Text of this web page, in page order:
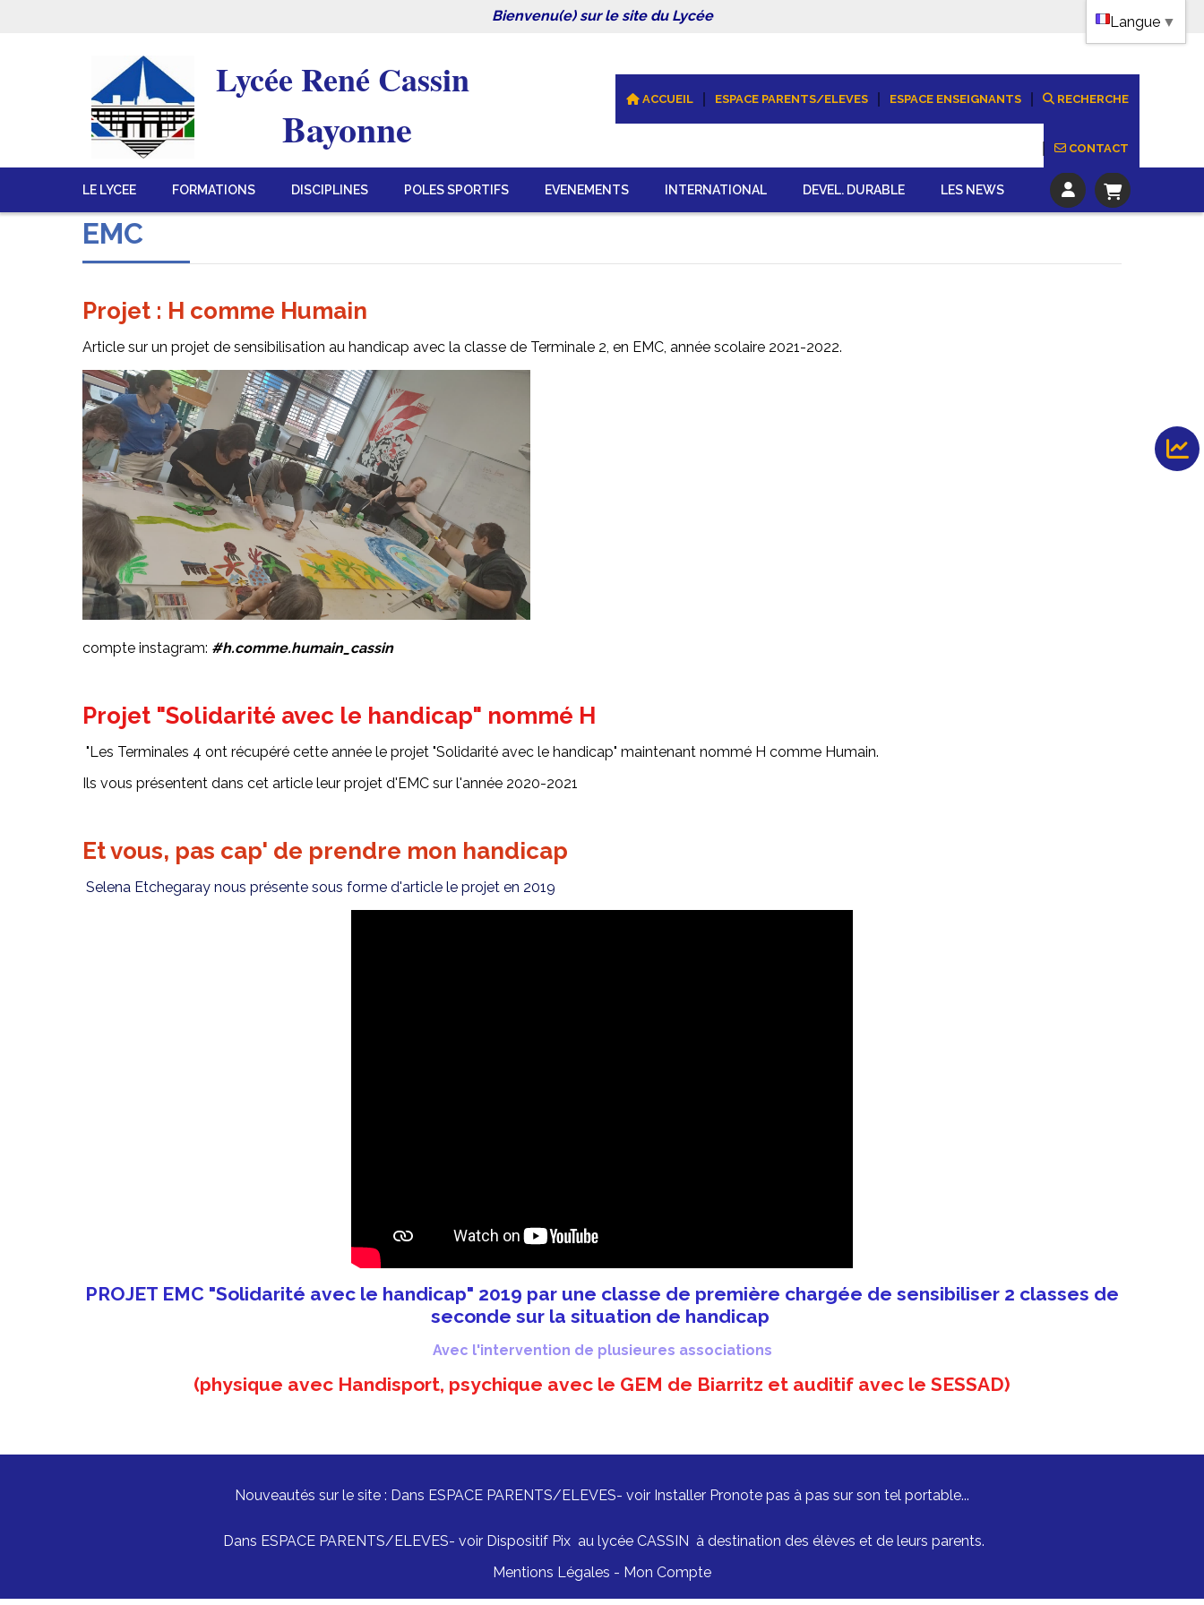
Bienvenu(e) sur le site du Lycée
Lycée René Cassin
Bayonne
ACCUEIL ESPACE PARENTS/ELEVES ESPACE ENSEIGNANTS RECHERCHE
CONTACT
LE LYCEE FORMATIONS DISCIPLINES POLES SPORTIFS EVENEMENTS INTERNATIONAL DEVEL. DURABLE LES NEWS
EMC
Projet : H comme Humain
Article sur un projet de sensibilisation au handicap avec la classe de Terminale 2, en EMC, année scolaire 2021-2022.
compte instagram: #h.comme.humain_cassin
Projet "Solidarité avec le handicap" nommé H
"Les Terminales 4 ont récupéré cette année le projet "Solidarité avec le handicap" maintenant nommé H comme Humain.
Ils vous présentent dans cet article leur projet d'EMC sur l'année 2020-2021
Et vous, pas cap' de prendre mon handicap
Selena Etchegaray nous présente sous forme d'article le projet en 2019
PROJET EMC "Solidarité avec le handicap" 2019 par une classe de première chargée de sensibiliser 2 classes de
seconde sur la situation de handicap
Avec l'intervention de plusieures associations
(physique avec Handisport, psychique avec le GEM de Biarritz et auditif avec le SESSAD)
Nouveautés sur le site : Dans ESPACE PARENTS/ELEVES- voir Installer Pronote pas à pas sur son tel portable...
Dans ESPACE PARENTS/ELEVES- voir Dispositif Pix au lycée CASSIN à destination des élèves et de leurs parents.
Mentions Légales
Mon Compte
Langue ▼